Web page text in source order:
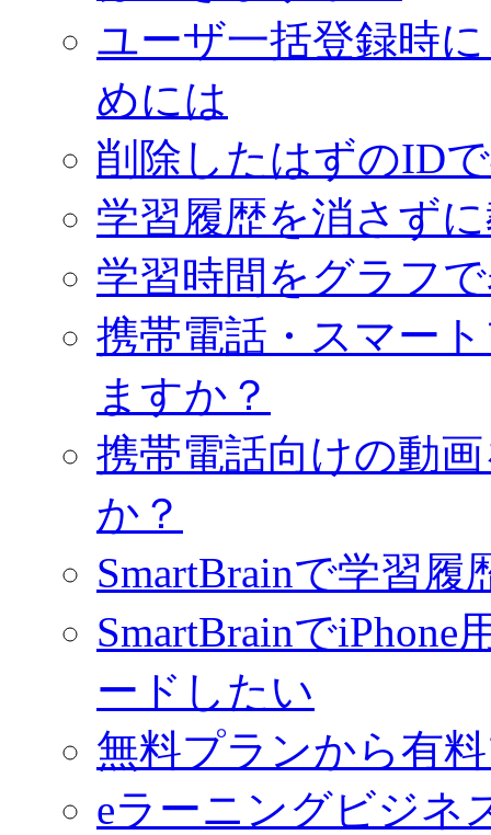
ユーザ一括登録時
めには
削除したはずのID
学習履歴を消さず
学習時間をグラフ
携帯電話・スマー
ますか？
携帯電話向けの動
か？
SmartBrainで学習履
SmartBrainでiPhone
ードしたい
無料プランから有
eラーニングビジネ